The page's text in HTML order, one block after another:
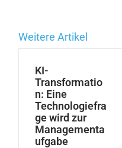
Weitere Artikel
KI-
Transformatio
n: Eine
Technologiefra
ge wird zur
Managementa
ufgabe